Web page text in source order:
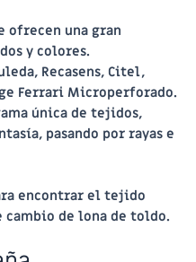
ofrecen una gran
y colores.
Recasens, Citel,
Ferrari Microperforado.
única de tejidos,
pasando por rayas e
encontrar el tejido
de lona de toldo.